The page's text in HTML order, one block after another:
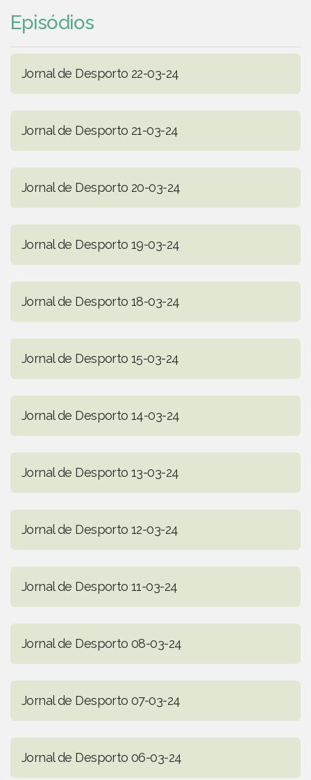
Episódios
Jornal de Desporto 22-03-24
Jornal de Desporto 21-03-24
Jornal de Desporto 20-03-24
Jornal de Desporto 19-03-24
Jornal de Desporto 18-03-24
Jornal de Desporto 15-03-24
Jornal de Desporto 14-03-24
Jornal de Desporto 13-03-24
Jornal de Desporto 12-03-24
Jornal de Desporto 11-03-24
Jornal de Desporto 08-03-24
Jornal de Desporto 07-03-24
Jornal de Desporto 06-03-24